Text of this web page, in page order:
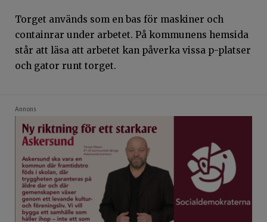
Torget används som en bas för maskiner och
containrar under arbetet. På kommunens hemsida
står att läsa att arbetet kan påverka vissa p-platser
och gator runt torget.
Annons